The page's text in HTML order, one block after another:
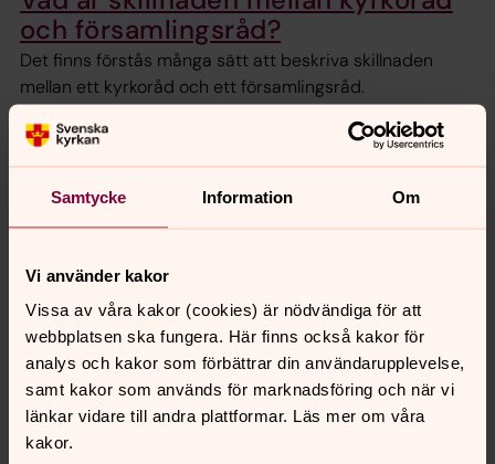
Samtycke Information Om
Vi använder kakor
Vissa av våra kakor (cookies) är nödvändiga för att
webbplatsen ska fungera. Här finns också kakor för
analys och kakor som förbättrar din användarupplevelse,
samt kakor som används för marknadsföring och när vi
länkar vidare till andra plattformar. Läs mer om våra
kakor.
och församlingsråd?
Det finns förstås många sätt att beskriva skillnaden
mellan ett kyrkoråd och ett församlingsråd.
Utvärdering av kyrkorådets arbete
att knyta ihop säcken. Det är en god idé att utvärdera
och lämna över sina slutsatser och reflektioner till det
Öppna nomineringsmöten inför val
av församlingsråd
I varje församling som ingår i ett pastorat ska det finnas
ett församlingsråd som styrelse. Inför detta behöver